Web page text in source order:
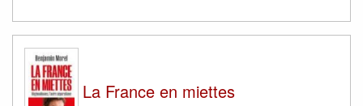
La France en miettes